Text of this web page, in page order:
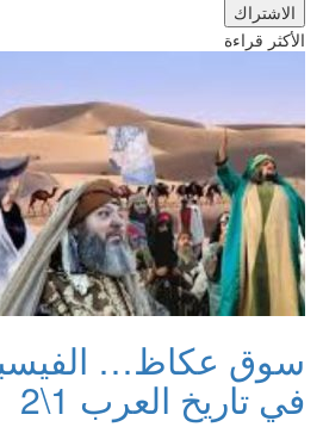
الأكثر قراءة
سوق عكاظ…
في تاريخ العرب 1\2